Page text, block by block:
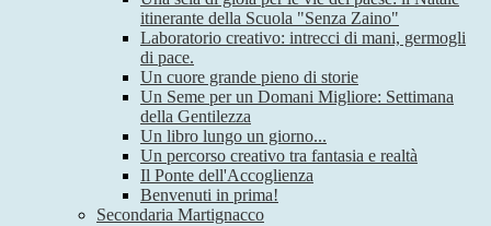
itinerante della Scuola "Senza Zaino"
Laboratorio creativo: intrecci di mani, germogli
di pace.
Un cuore grande pieno di storie
Un Seme per un Domani Migliore: Settimana
della Gentilezza
Un libro lungo un giorno...
Un percorso creativo tra fantasia e realtà
Il Ponte dell'Accoglienza
Benvenuti in prima!
Secondaria Martignacco